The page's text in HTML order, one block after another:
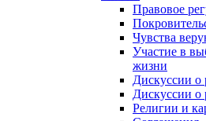
Правовое
Чувства
Участие в
жизни
Дискуссии о
Дискуссии о
Религии и